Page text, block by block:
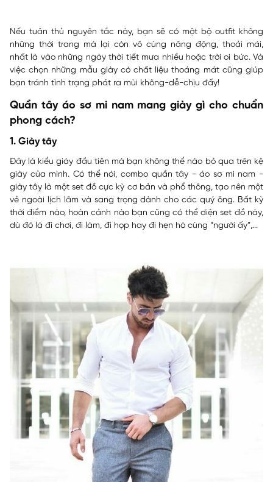
Nếu tuân thủ nguyên tắc này, bạn sẽ có một bộ outfit không
những thời trang mà lại còn vô cùng năng động, thoải mái,
nhất là vào những ngày thời tiết mưa nhiều hoặc trời oi bức. Và
việc chọn những mẫu giày có chất liệu thoáng mát cũng giúp
bạn tránh tình trạng phát ra mùi không-dễ-chịu đấy!
Quần tây áo sơ mi nam mang giày gì cho chuẩn
phong cách?
1. Giày tây
Đây là kiểu giày đầu tiên mà bạn không thể nào bỏ qua trên kệ
giày của mình. Có thể nói, combo quần tây - áo sơ mi nam -
giày tây là một set đồ cực kỳ cơ bản và phổ thông, tạo nên một
vẻ ngoài lịch lãm và sang trọng dành cho các quý ông. Bất kỳ
thời điểm nào, hoàn cảnh nào bạn cũng có thể diện set đồ này,
dù đó là đi chơi, đi làm, đi họp hay đi hẹn hò cùng “người ấy”,...